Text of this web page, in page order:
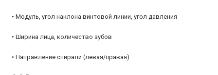
• Модуль, угол наклона винтовой линии, угол давления
• Ширина лица, количество зубов
• Направление спирали (левая/правая)